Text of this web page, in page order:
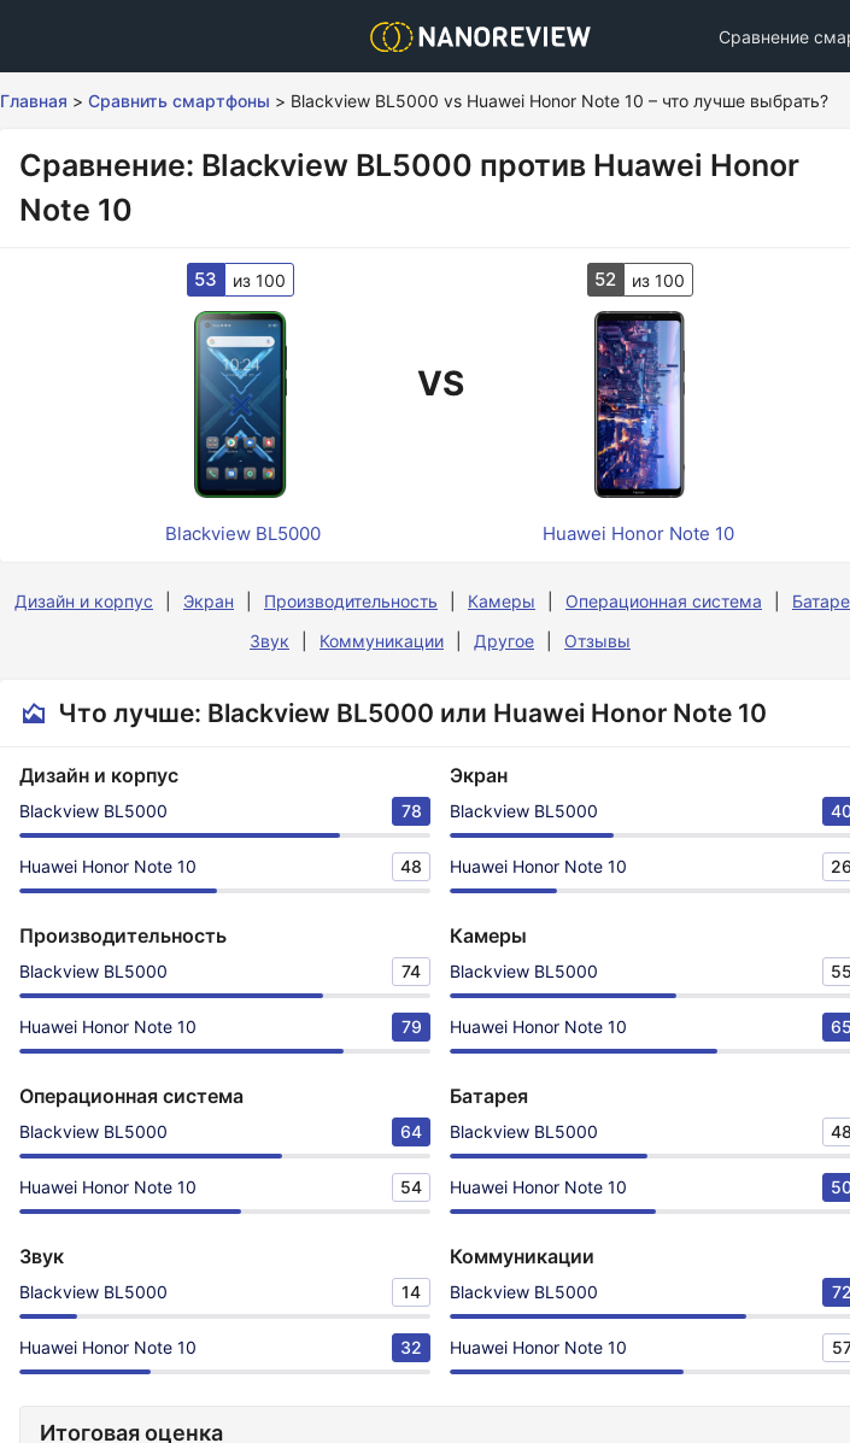
Сравнение
Главная > Сравнить смартфоны > Blackview BL5000 vs Huawei Honor Note 10 – что лучше выбрать?
Сравнение: Blackview BL5000 против Huawei Honor
Note 10
53 из 100
VS
52 из 100
Blackview BL5000 Huawei Honor Note 10
Дизайн и корпус Экран Производительность Камеры Операционная система
Звук
Коммуникации Другое Отзывы
Что лучше: Blackview BL5000 или Huawei Honor Note 10
Дизайн и корпус
Blackview BL5000 78
Huawei Honor Note 10 48
Экран
Blackview BL5000
Huawei Honor Note 10 26
Производительность
Blackview BL5000 74
Huawei Honor Note 10 79
Камеры
Blackview BL5000 55
Huawei Honor Note 10 65
Операционная система
Blackview BL5000 64
Huawei Honor Note 10 54
Батарея
Blackview BL5000 48
Huawei Honor Note 10
Звук
Blackview BL5000 14
Huawei Honor Note 10 32
Коммуникации
Blackview BL5000 72
Huawei Honor Note 10
Итоговая оценка